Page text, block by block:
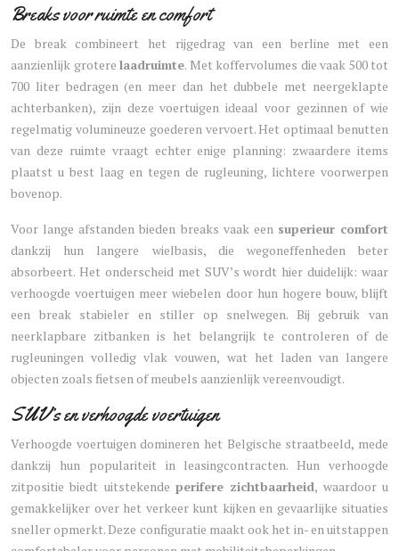
Breaks voor ruimte en comfort
De break combineert het rijgedrag van een berline met een
aanzienlijk grotere laadruimte. Met koffervolumes die vaak 500 tot
700 liter bedragen (en meer dan het dubbele met neergeklapte
achterbanken), zijn deze voertuigen ideaal voor gezinnen of wie
regelmatig volumineuze goederen vervoert. Het optimaal benutten
van deze ruimte vraagt echter enige planning: zwaardere items
plaatst u best laag en tegen de rugleuning, lichtere voorwerpen
bovenop.
Voor lange afstanden bieden breaks vaak een superieur comfort
dankzij hun langere wielbasis, die wegoneffenheden beter
absorbeert. Het onderscheid met SUV’s wordt hier duidelijk: waar
verhoogde voertuigen meer wiebelen door hun hogere bouw, blijft
een break stabieler en stiller op snelwegen. Bij gebruik van
neerklapbare zitbanken is het belangrijk te controleren of de
rugleuningen volledig vlak vouwen, wat het laden van langere
objecten zoals fietsen of meubels aanzienlijk vereenvoudigt.
SUV’s en verhoogde voertuigen
Verhoogde voertuigen domineren het Belgische straatbeeld, mede
dankzij hun populariteit in leasingcontracten. Hun verhoogde
zitpositie biedt uitstekende perifere zichtbaarheid, waardoor u
gemakkelijker over het verkeer kunt kijken en gevaarlijke situaties
sneller opmerkt. Deze configuratie maakt ook het in- en uitstappen